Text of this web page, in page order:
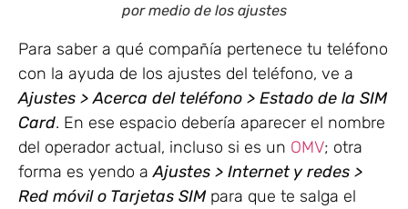
por medio de los ajustes
Para saber a qué compañía pertenece tu teléfono
con la ayuda de los ajustes del teléfono, ve a
Ajustes > Acerca del teléfono > Estado de la SIM
Card. En ese espacio debería aparecer el nombre
del operador actual, incluso si es un OMV; otra
forma es yendo aAjustes > Internet y redes >
Red móvil o Tarjetas SIM para que te salga el